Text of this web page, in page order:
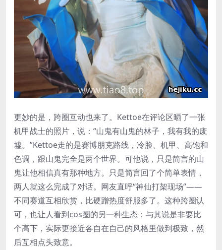
更妙的是，跨圈互动也来了。Kettoe在评论区晒了一张
机甲战士的照片，说：“山鬼有山鬼的林子，我有我的废
墟。”Kettoe走的是赛博朋克路线，冷脸、机甲、高饱和
色调，跟山鬼完全是两个世界。可他说，只是简言的山
鬼让他相信真有那种地方。只是简言回了个简单表情，
两人就这么完成了对话。网友直呼“神仙打架现场”——
不同赛道互相欣赏，比硬蹭热度舒服多了。这种跨圈认
可，也让人看到cos圈的另一种生态：与其说是非要比
个高下，实际更接近各自在自己的风格里做到极致，然
后互相点头致意。